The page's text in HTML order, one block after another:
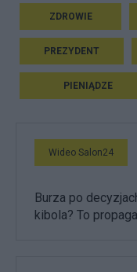
ZDROWIE
PREZYDENT
PIENIĄDZE
Wideo Salon24
Burza po
kibola? To